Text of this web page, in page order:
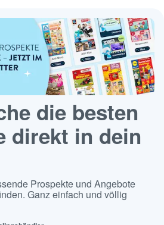
die besten
direkt in dein
Prospekte und Angebote
Ganz einfach und völlig